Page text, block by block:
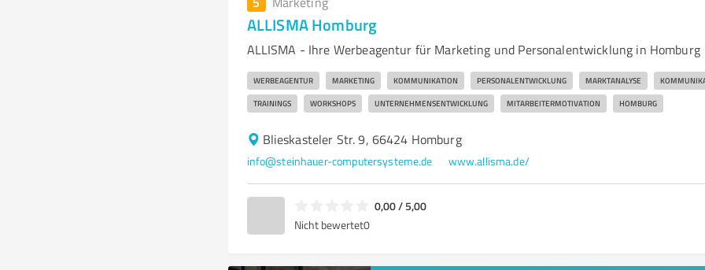
ALLISMA Homburg
ALLISMA - Ihre Werbeagentur für Marketing und Personalentwicklung in Homburg
WERBEAGENTUR MARKETING KOMMUNIKATION PERSONALENTWICKLUNG MARKTANALYSE
TRAININGS WORKSHOPS UNTERNEHMENSENTWICKLUNG MITARBEITERMOTIVATION HOMBURG
Blieskasteler Str. 9, 66424 Homburg
info@steinhauer-computersysteme.de www.allisma.de/
0,00 / 5,00
Nicht bewertet0